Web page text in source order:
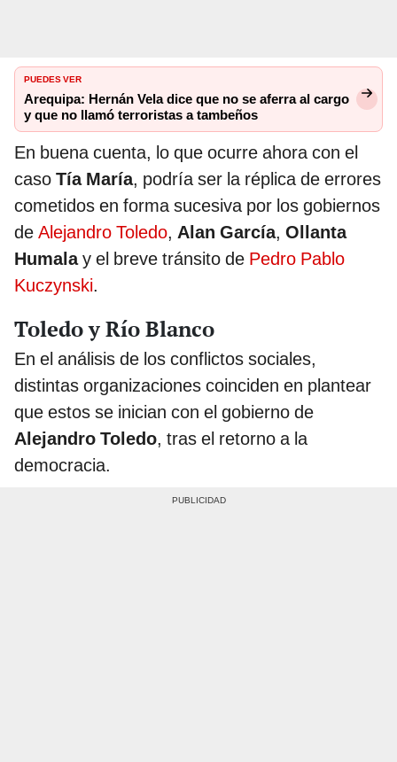
PUEDES VER
Arequipa: Hernán Vela dice que no se aferra al cargo
y que no llamó terroristas a tambeños
En buena cuenta, lo que ocurre ahora con el
caso Tía María, podría ser la réplica de errores
cometidos en forma sucesiva por los gobiernos
de Alejandro Toledo, Alan García, Ollanta
Humalay el breve tránsito de Pedro Pablo
Kuczynski.
Toledo y Río Blanco
En el análisis de los conflictos sociales,
distintas organizaciones coinciden en plantear
que estos se inician con el gobierno de
Alejandro Toledo, tras el retorno a la
democracia.